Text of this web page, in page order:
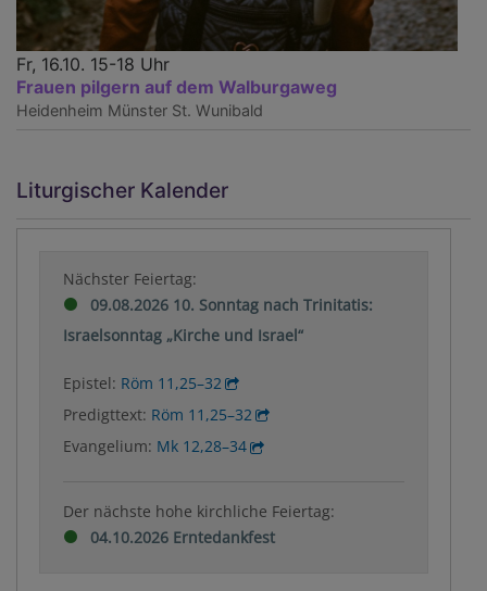
Fr, 16.10. 15-18 Uhr
Frauen pilgern auf dem Walburgaweg
Heidenheim Münster St. Wunibald
Liturgischer Kalender
Nächster Feiertag:
09.08.2026 10. Sonntag nach Trinitatis:
Israelsonntag „Kirche und Israel“
Epistel: Röm 11,25–32
Predigttext: Röm 11,25–32
Evangelium: Mk 12,28–34
Der nächste hohe kirchliche Feiertag:
04.10.2026 Erntedankfest